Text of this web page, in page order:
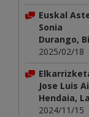
Euskal
Sonia
Durango,
2025/02/18
Jose Luis
Hendaia,
2024/11/15